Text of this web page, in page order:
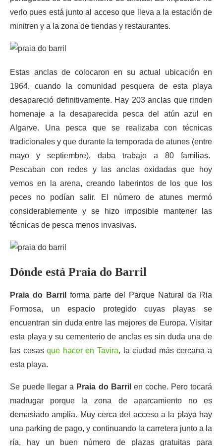
verlo pues está junto al acceso que lleva a la estación de
minitren y a la zona de tiendas y restaurantes.
Estas anclas de colocaron en su actual ubicación en
1964, cuando la comunidad pesquera de esta playa
desapareció definitivamente. Hay 203 anclas que rinden
homenaje a la desaparecida pesca del atún azul en
Algarve. Una pesca que se realizaba con técnicas
tradicionales y que durante la temporada de atunes (entre
mayo y septiembre), daba trabajo a 80 familias.
Pescaban con redes y las anclas oxidadas que hoy
vemos en la arena, creando laberintos de los que los
peces no podían salir. El número de atunes mermó
considerablemente y se hizo imposible mantener las
técnicas de pesca menos invasivas.
Dónde está Praia do Barril
Praia do Barril
forma parte del Parque Natural da Ria
Formosa, un espacio protegido cuyas playas se
encuentran sin duda entre las mejores de Europa. Visitar
esta playa y su cementerio de anclas es sin duda una de
las cosasque hacer en Tavira, la ciudad más cercana a
esta playa.
Se puede llegar a Praia do Barril en coche. Pero tocará
madrugar porque la zona de aparcamiento no es
demasiado amplia. Muy cerca del acceso a la playa hay
una parking de pago, y continuando la carretera junto a la
ría, hay un buen número de plazas gratuitas para